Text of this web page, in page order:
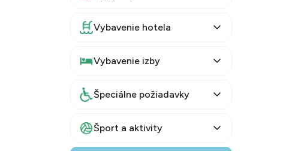
Vybavenie hotela
Vybavenie izby
Špeciálne požiadavky
Šport a aktivity